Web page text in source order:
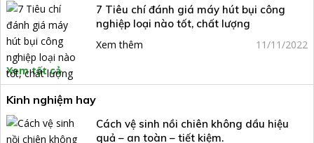
7 Tiêu chí đánh giá máy hút bụi công
nghiệp loại nào tốt, chất lượng
Xem thêm
11/11/2022
Xem tất cả
Kinh nghiệm hay
Cách vệ sinh nồi chiên không dầu hiệu
quả – an toàn – tiết kiệm.